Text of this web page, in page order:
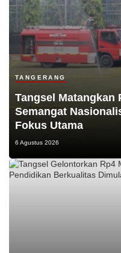
TANGERANG
Tangsel Matangkan
Semangat
Fokus Utama
6 Agustus 2026